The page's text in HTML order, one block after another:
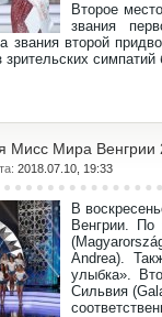
Второе
звания
звания второй
зрительских
Мисс Мира Венгрии
2018.07.10, 19:33
В
Венгрии.
Andrea).
улыбка».
Сильвия